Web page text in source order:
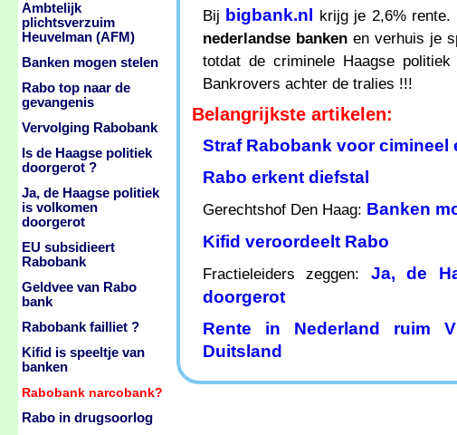
Bij bigbank.nl krijg je 2,6%
nederlandse banken en verhuis je
totdat de criminele Haagse
Bankrovers achter de tralies !!!
Belangrijkste artikelen:
Straf Rabobank voor cimineel
Rabo erkent diefstal
Gerechtshof Den Haag: Banken
Kifid veroordeelt Rabo
Fractieleiders zeggen: Ja, de
doorgerot
Rente in Nederland ruim
Duitsland
Ambtelijk
plichtsverzuim
Heuvelman (AFM)
Banken mogen stelen
Rabo top naar de
gevangenis
Vervolging Rabobank
Is de Haagse politiek
doorgerot ?
Ja, de Haagse politiek
is volkomen
doorgerot
EU subsidieert
Rabobank
Geldvee van Rabo
bank
Rabobank failliet ?
Kifid is speeltje van
banken
Rabobank narcobank?
Rabo in drugsoorlog